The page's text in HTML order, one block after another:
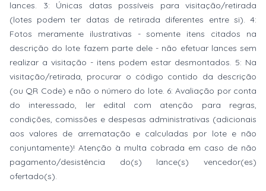
lances. 3: Únicas datas possíveis para visitação/retirada
(lotes podem ter datas de retirada diferentes entre si). 4:
Fotos meramente ilustrativas - somente itens citados na
descrição do lote fazem parte dele - não efetuar lances sem
realizar a visitação - itens podem estar desmontados. 5: Na
visitação/retirada, procurar o código contido da descrição
(ou QR Code) e não o número do lote. 6: Avaliação por conta
do interessado, ler edital com atenção para regras,
condições, comissões e despesas administrativas (adicionais
aos valores de arrematação e calculadas por lote e não
conjuntamente)! Atenção à multa cobrada em caso de não
pagamento/desistência do(s) lance(s) vencedor(es)
ofertado(s).